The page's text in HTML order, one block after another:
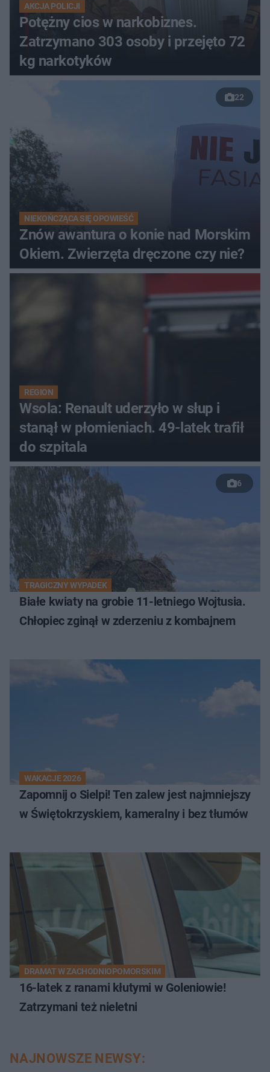
AKCJA POLICJI
Potężny cios w narkobiznes.
Zatrzymano 303 osoby i przejęto 72
kg narkotyków
22
NIEKOŃCZĄCA SIĘ OPOWIEŚĆ
Znów awantura o konie nad Morskim
Okiem. Zwierzęta dręczone czy nie?
REGION
Wsola: Renault uderzyło w słup i
stanął w płomieniach. 49-latek trafił
do szpitala
6
TRAGICZNY WYPADEK
Białe kwiaty na grobie 11-letniego Wojtusia.
Chłopiec zginął w zderzeniu z kombajnem
WAKACJE 2026
Zapomnij o Sielpi! Ten zalew jest najmniejszy
w Świętokrzyskiem, kameralny i bez tłumów
DRAMAT W ZACHODNIOPOMORSKIM
16-latek z ranami kłutymi w Goleniowie!
Zatrzymani też nieletni
NAJNOWSZE NEWSY: